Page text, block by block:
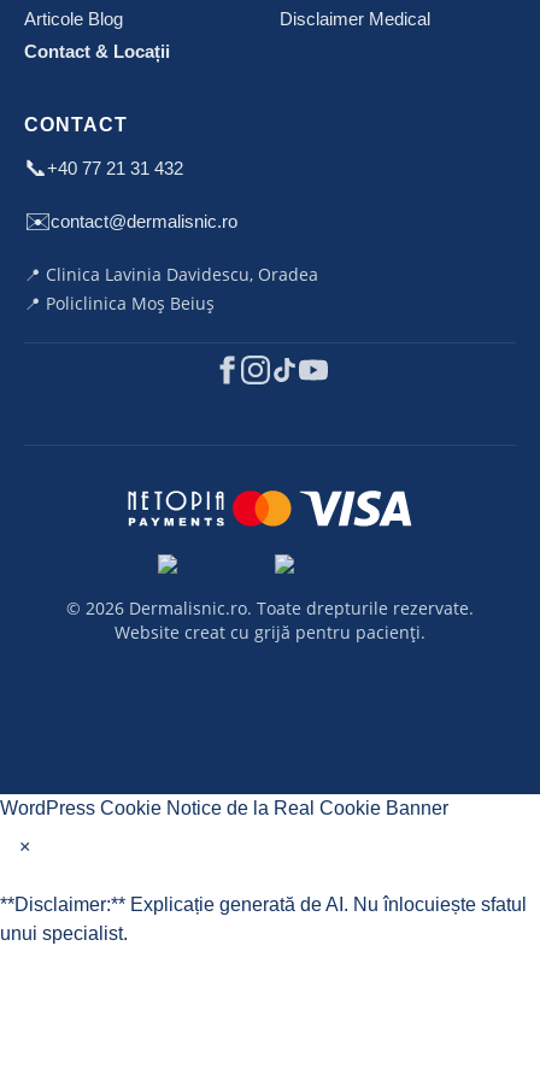
Articole Blog
Contact & Locații
Disclaimer Medical
CONTACT
📞+40 77 21 31 432
✉️contact@dermalisnic.ro
📍 Clinica Lavinia Davidescu, Oradea
📍 Policlinica Moș Beiuș
© 2026 Dermalisnic.ro. Toate drepturile rezervate.
Website creat cu grijă pentru pacienți.
WordPress Cookie Notice de la Real Cookie Banner
×
**Disclaimer:** Explicație generată de AI. Nu înlocuiește sfatul
unui specialist.